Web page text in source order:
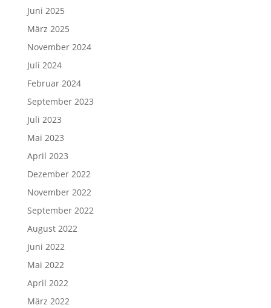
Juni 2025
März 2025
November 2024
Juli 2024
Februar 2024
September 2023
Juli 2023
Mai 2023
April 2023
Dezember 2022
November 2022
September 2022
August 2022
Juni 2022
Mai 2022
April 2022
März 2022